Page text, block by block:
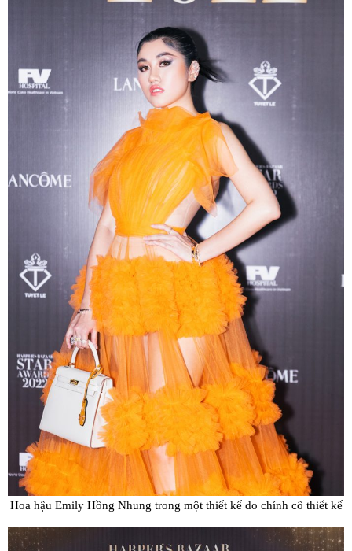
Hoa hậu Emily Hồng Nhung trong một thiết kế do chính cô thiết kế